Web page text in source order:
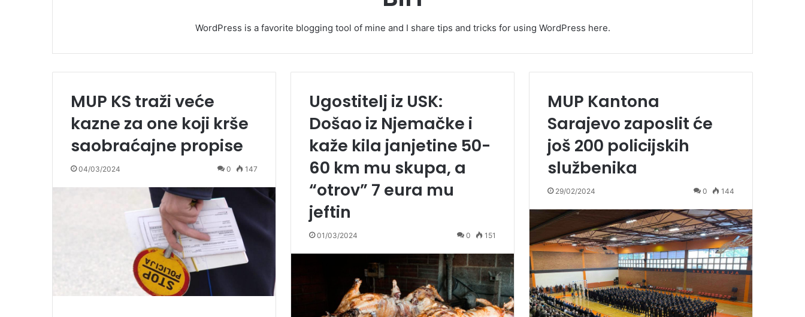
WordPress is a favorite blogging tool of mine and I share tips and tricks for using WordPress here.
MUP KS traži veće
kazne za one koji krše
saobraćajne propise
04/03/2024 0 147
Ugostitelj iz USK:
Došao iz Njemačke i
kaže kila janjetine 50-
60 km mu skupa, a
“otrov” 7 eura mu
jeftin
01/03/2024 0 151
MUP Kantona
Sarajevo zaposlit će
još 200 policijskih
službenika
29/02/2024 0 144